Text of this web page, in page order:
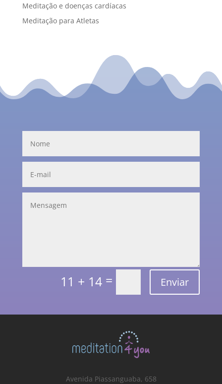
Meditação e doenças cardíacas
Meditação para Atletas
11 + 14 = Enviar
Avenida Piassanguaba, 658